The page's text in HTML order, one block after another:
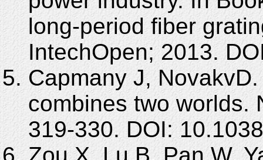
long-period fiber
IntechOpen; 2013.
Capmany J,
combines two worlds.
319-330. DOI: